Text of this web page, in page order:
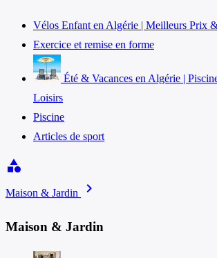
Vélos Enfant en Algérie | Meilleurs Prix
Exercice et remise en forme
Été & Vacances en Algérie |
Loisirs
Piscine
Articles de sport
category
Maison & Jardin chevron_right
Maison & Jardin